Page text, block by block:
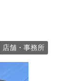
店舗・事務所